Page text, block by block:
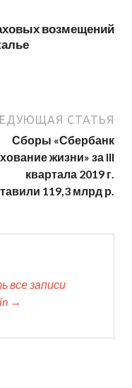
возмещений
СТАТЬЯ
Сборы «Сбербанк
жизни» за III
квартала 2019 г.
119,3 млрд р.
все записи
→